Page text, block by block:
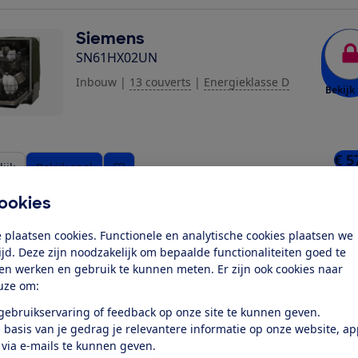
plaatsen cookies. Functionele en analytische cookies plaatsen we
Deze zijn noodzakelijk om bepaalde functionaliteiten goed te
werken en gebruik te kunnen meten. Er zijn ook cookies naar
om:
of feedback op onze site te kunnen geven.
basis van je gedrag je relevantere informatie op onze website,
e-mails te kunnen geven.
toe
Siemens
SN61HX02UN
Inbouw | 13 couverts | Energieklasse D
Bekijk
Bekijk snel €
Bosch
SMV4HUX04E
Inbouw | 13 couverts | Energieklasse D